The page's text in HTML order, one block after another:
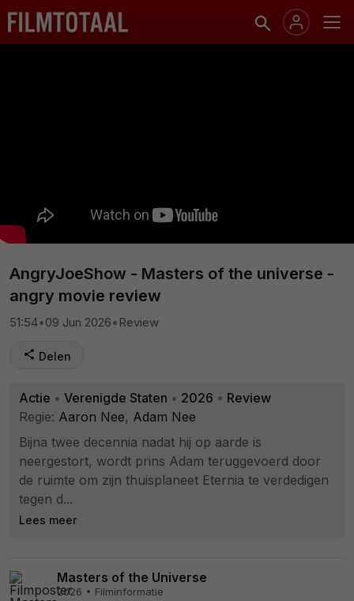
AngryJoeShow - Masters of the universe -
angry movie review
51:54•09 Jun 2026• Review
Delen
Actie • Verenigde Staten • 2026 • Review
Regie: Aaron Nee, Adam Nee
Bijna twee decennia nadat hij op aarde is
neergestort, wordt prins Adam teruggevoerd door
de ruimte om zijn thuisplaneet Eternia te verdedigen
tegen d...
Lees meer
Masters of the Universe
2026 • Filminformatie